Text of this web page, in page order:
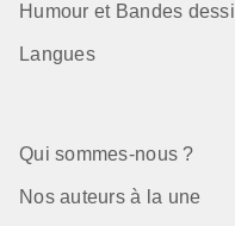
Humour et Bandes
Langues
Qui sommes-nous ?
Nos auteurs à la une